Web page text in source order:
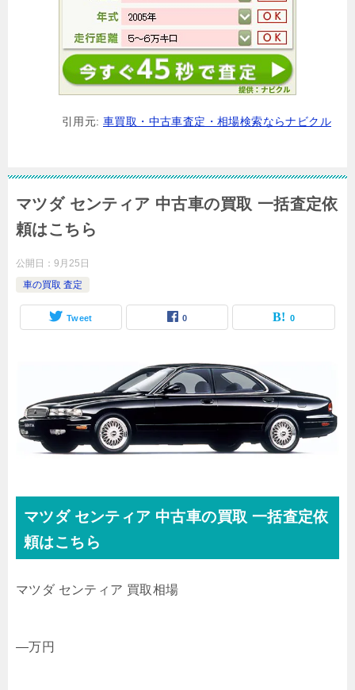
引用元: 車買取・中古車査定・相場検索ならナビクル
マツダ センティア 中古車の買取 一括査定依
頼はこちら
公開日： 9月25日
車の買取 査定
Tweet 0 0
マツダ センティア 中古車の買取 一括査定依
頼はこちら
マツダ センティア 買取相場
—万円